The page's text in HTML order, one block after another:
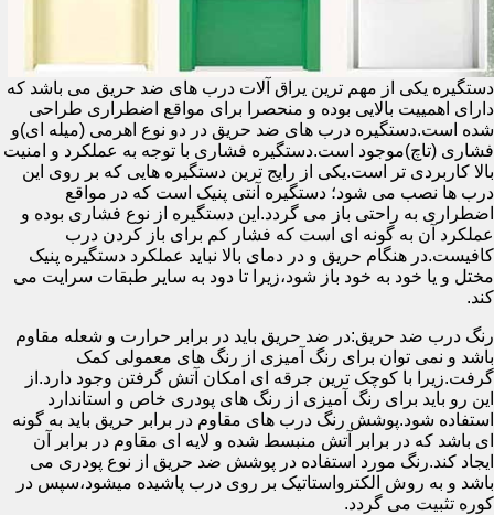
دستگیره یکی از مهم ترین یراق آلات درب های ضد حریق می باشد که
دارای اهمییت بالایی بوده و منحصرا برای مواقع اضطراری طراحی
شده است.دستگیره درب های ضد حریق در دو نوع اهرمی (میله ای)و
فشاری (تاچ)موجود است.دستگیره فشاری با توجه به عملکرد و امنیت
بالا کاربردی تر است.یکی از رایج ترین دستگیره هایی که بر روی این
درب ها نصب می شود؛ دستگیره آنتی پنیک است که در مواقع
اضطراری به راحتی باز می گردد.این دستگیره از نوع فشاری بوده و
عملکرد آن به گونه ای است که فشار کم برای باز کردن درب
کافیست.در هنگام حریق و در دمای بالا نباید عملکرد دستگیره پنیک
مختل و یا خود به خود باز شود،زیرا تا دود به سایر طبقات سرایت می
کند.
رنگ درب ضد حریق:در ضد حریق باید در برابر حرارت و شعله مقاوم
باشد و نمی توان برای رنگ آمیزی از رنگ های معمولی کمک
گرفت.زیرا با کوچک ترین جرقه ای امکان آتش گرفتن وجود دارد.از
این رو باید برای رنگ آمیزی از رنگ های پودری خاص و استاندارد
استفاده شود.پوشش رنگ درب های مقاوم در برابر حریق باید به گونه
ای باشد که در برابر آتش منبسط شده و لایه ای مقاوم در برابر آن
ایجاد کند.رنگ مورد استفاده در پوشش ضد حریق از نوع پودری می
باشد و به روش الکترواستاتیک بر روی درب پاشیده میشود،سپس در
کوره تثبیت می گردد.